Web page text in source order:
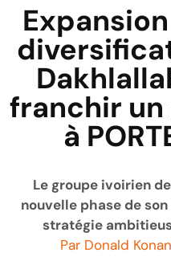
franchir un
à
Le groupe ivoirien
nouvelle phase de
stratégie
Par Donald Konan